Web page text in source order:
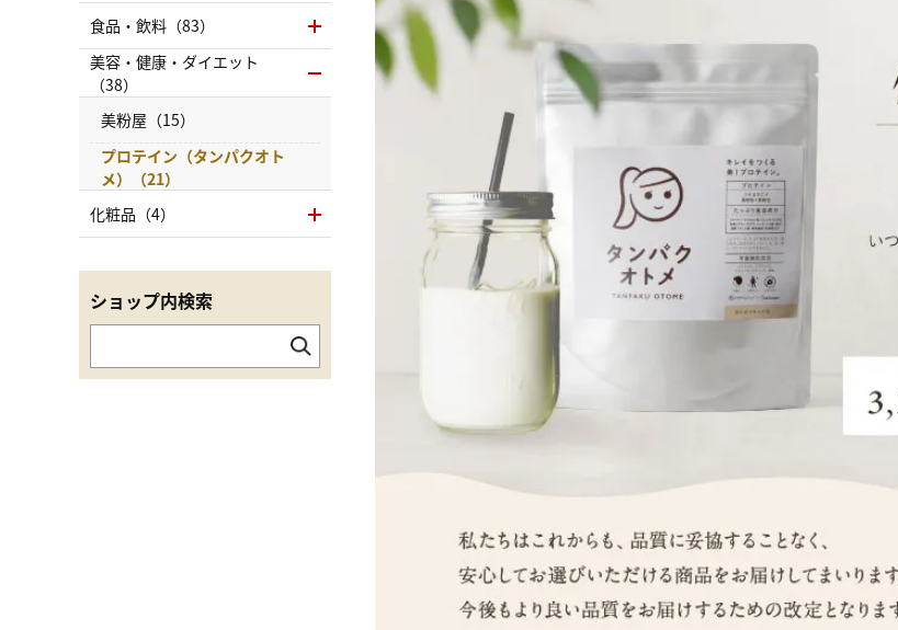
食品・飲料（83）
美容・健康・ダイエット
（38）
美粉屋（15）
プロテイン（タンパクオト
メ）（21）
化粧品（4）
ショップ内検索